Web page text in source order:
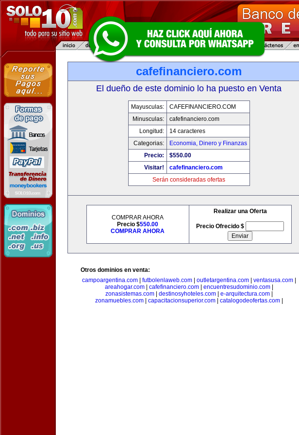
cafefinanciero.com
El dueño de este dominio lo ha puesto en Venta
Mayusculas:
CAFEFINANCIERO.COM
Minusculas:
cafefinanciero.com
Longitud:
14 caracteres
Categorias:
Economia, Dinero y Finanzas
Precio:
$550.00
Visitar!
cafefinanciero.com
Serán consideradas ofertas
COMPRAR AHORA
Precio $550.00
COMPRAR AHORA
Realizar una Oferta
Precio Ofrecido $
Otros dominios en venta:
campoargentina.com| futbolenlaweb.com| outletargentina.com| ventasusa.com|
areahogar.com| cafefinanciero.com| encuentresudominio.com|
zonasistemas.com| destinosyhoteles.com| e-arquitectura.com|
zonamuebles.com| capacitacionsuperior.com| catalogodeofertas.com|